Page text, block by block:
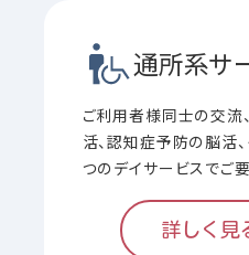
通所系サ
ご利用者様同士の交流
活、認知症予防の脳活
つのデイサービスでご
詳しく見